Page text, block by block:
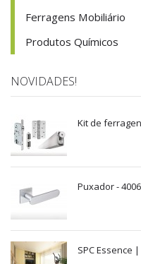
Ferragens Mobiliário
Produtos Químicos
NOVIDADES!
Kit de
Puxador -
SPC Essence